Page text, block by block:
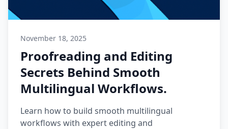
November 18, 2025
Proofreading and Editing
Secrets Behind Smooth
Multilingual Workflows.
Learn how to build smooth multilingual
workflows with expert editing and